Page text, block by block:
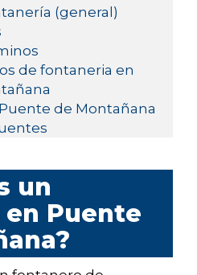
(general)
de fontaneria en
de Montañana
un
Puente